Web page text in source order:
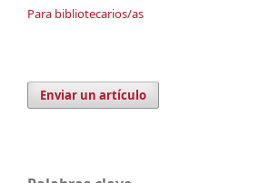
Para bibliotecarios/as
Enviar un artículo